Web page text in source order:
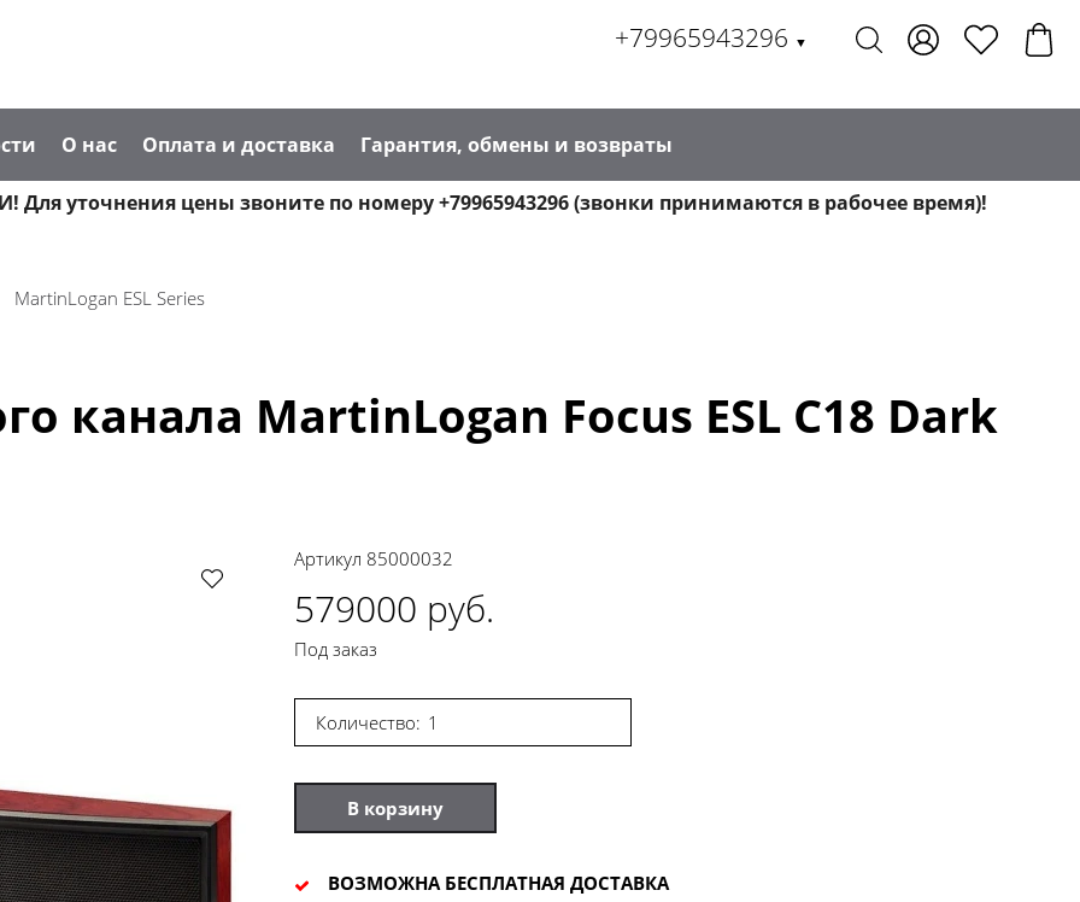
+79965943296 ▼
О нас Оплата и доставка Гарантия, обмены и возвраты
уточнения цены звоните по номеру +79965943296 (звонки принимаются в рабочее время)!
MartinLogan ESL Series
канала MartinLogan Focus ESL C18 Dark
Артикул 85000032
579000 руб.
Под заказ
Количество:
В корзину
ВОЗМОЖНА БЕСПЛАТНАЯ ДОСТАВКА